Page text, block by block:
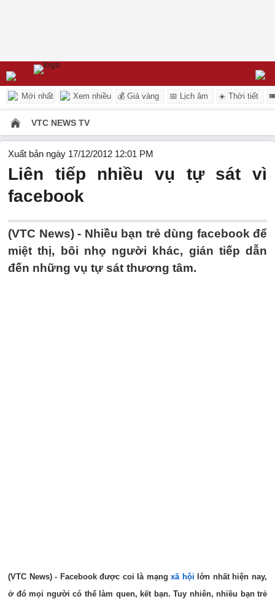
Mới nhất Xem nhiều 💰 Giá vàng 📅 Lịch âm ☀️ Thời tiết
VTC NEWS TV
Xuất bản ngày 17/12/2012 12:01 PM
Liên tiếp nhiều vụ tự sát vì
facebook
(VTC News) - Nhiều bạn trẻ dùng facebook để
miệt thị, bôi nhọ người khác, gián tiếp dẫn
đến những vụ tự sát thương tâm.
(VTC News) - Facebook được coi là mạngxã hội lớn nhất hiện nay,
ở đó mọi người có thể làm quen, kết bạn. Tuy nhiên, nhiều bạn trẻ